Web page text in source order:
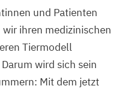
und Patienten
ihren medizinischen
Tiermodell
wird sich sein
Mit dem jetzt